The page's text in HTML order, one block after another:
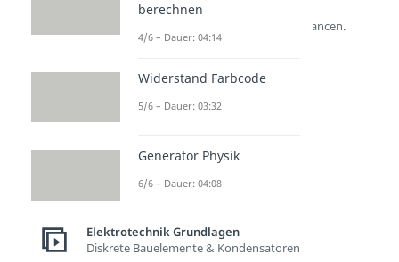
Lernen lohnt sich!
Entdecke hier deine Chancen.
Weitere Inhalte:
Elektrotechnik
berechnen
4/6 – Dauer: 04:14
Widerstand Farbcode
5/6 – Dauer: 03:32
Generator Physik
6/6 – Dauer: 04:08
Elektrotechnik Grundlagen
Diskrete Bauelemente & Kondensatoren